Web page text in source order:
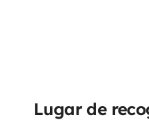
Lugar de